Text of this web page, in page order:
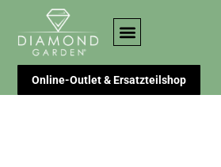
Online-Outlet & Ersatzteilshop